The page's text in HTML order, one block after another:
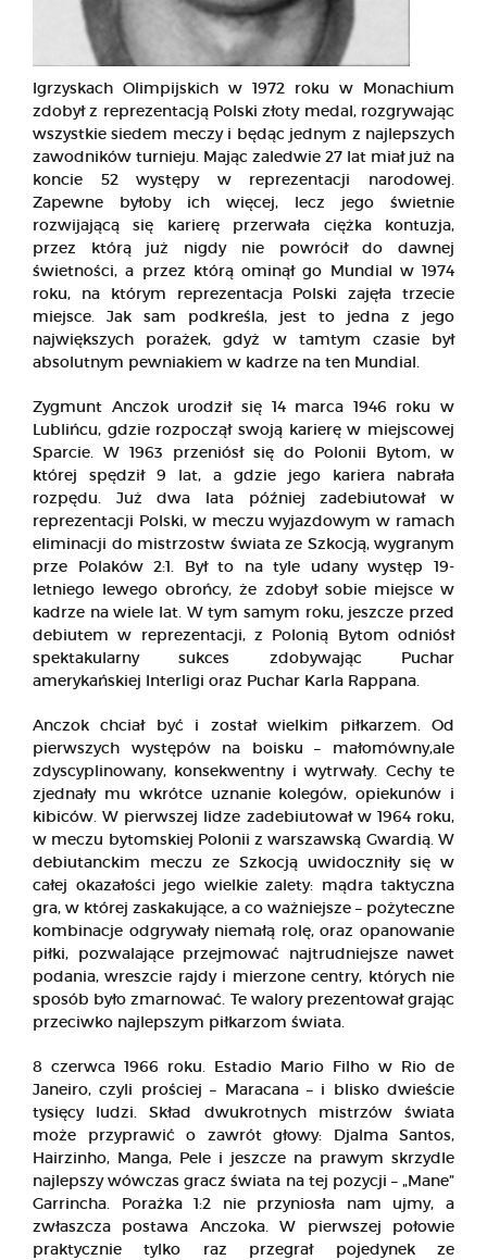
Igrzyskach Olimpijskich w 1972 roku w Monachium
zdobył z reprezentacją Polski złoty medal, rozgrywając
wszystkie siedem meczy i będąc jednym z najlepszych
zawodników turnieju. Mając zaledwie 27 lat miał już na
koncie 52 występy w reprezentacji narodowej.
Zapewne byłoby ich więcej, lecz jego świetnie
rozwijającą się karierę przerwała ciężka kontuzja,
przez którą już nigdy nie powrócił do dawnej
świetności, a przez którą ominął go Mundial w 1974
roku, na którym reprezentacja Polski zajęła trzecie
miejsce. Jak sam podkreśla, jest to jedna z jego
największych porażek, gdyż w tamtym czasie był
absolutnym pewniakiem w kadrze na ten Mundial.
Zygmunt Anczok urodził się 14 marca 1946 roku w
Lublińcu, gdzie rozpoczął swoją karierę w miejscowej
Sparcie. W 1963 przeniósł się do Polonii Bytom, w
której spędził 9 lat, a gdzie jego kariera nabrała
rozpędu. Już dwa lata później zadebiutował w
reprezentacji Polski, w meczu wyjazdowym w ramach
eliminacji do mistrzostw świata ze Szkocją, wygranym
prze Polaków 2:1. Był to na tyle udany występ 19-
letniego lewego obrońcy, że zdobył sobie miejsce w
kadrze na wiele lat. W tym samym roku, jeszcze przed
debiutem w reprezentacji, z Polonią Bytom odniósł
spektakularny sukces zdobywając Puchar
amerykańskiej Interligi oraz Puchar Karla Rappana.
Anczok chciał być i został wielkim piłkarzem. Od
pierwszych występów na boisku – małomówny,ale
zdyscyplinowany, konsekwentny i wytrwały. Cechy te
zjednały mu wkrótce uznanie kolegów, opiekunów i
kibiców. W pierwszej lidze zadebiutował w 1964 roku,
w meczu bytomskiej Polonii z warszawską Gwardią. W
debiutanckim meczu ze Szkocją uwidoczniły się w
całej okazałości jego wielkie zalety: mądra taktyczna
gra, w której zaskakujące, a co ważniejsze – pożyteczne
kombinacje odgrywały niemałą rolę, oraz opanowanie
piłki, pozwalające przejmować najtrudniejsze nawet
podania, wreszcie rajdy i mierzone centry, których nie
sposób było zmarnować. Te walory prezentował grając
przeciwko najlepszym piłkarzom świata.
8 czerwca 1966 roku. Estadio Mario Filho w Rio de
Janeiro, czyli prościej – Maracana – i blisko dwieście
tysięcy ludzi. Skład dwukrotnych mistrzów świata
może przyprawić o zawrót głowy: Djalma Santos,
Hairzinho, Manga, Pele i jeszcze na prawym skrzydle
najlepszy wówczas gracz świata na tej pozycji – „Mane”
Garrincha. Porażka 1:2 nie przyniosła nam ujmy, a
zwłaszcza postawa Anczoka. W pierwszej połowie
praktycznie tylko raz przegrał pojedynek ze